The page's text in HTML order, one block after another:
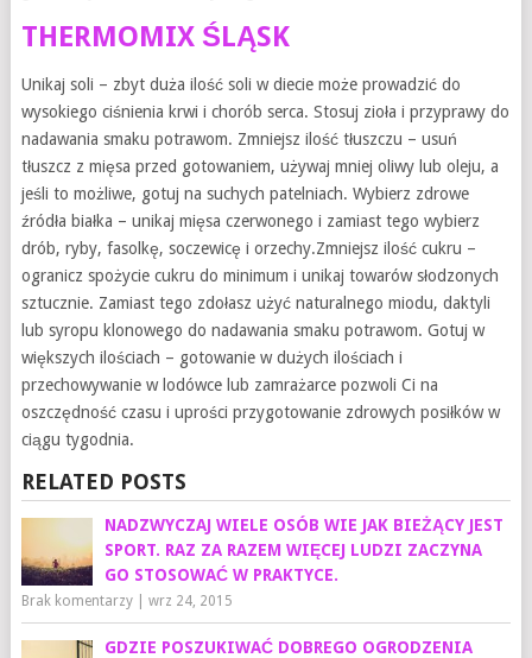
THERMOMIX ŚLĄSK
Unikaj soli – zbyt duża ilość soli w diecie może prowadzić do
wysokiego ciśnienia krwi i chorób serca. Stosuj zioła i przyprawy do
nadawania smaku potrawom. Zmniejsz ilość tłuszczu – usuń
tłuszcz z mięsa przed gotowaniem, używaj mniej oliwy lub oleju, a
jeśli to możliwe, gotuj na suchych patelniach. Wybierz zdrowe
źródła białka – unikaj mięsa czerwonego i zamiast tego wybierz
drób, ryby, fasolkę, soczewicę i orzechy.Zmniejsz ilość cukru –
ogranicz spożycie cukru do minimum i unikaj towarów słodzonych
sztucznie. Zamiast tego zdołasz użyć naturalnego miodu, daktyli
lub syropu klonowego do nadawania smaku potrawom. Gotuj w
większych ilościach – gotowanie w dużych ilościach i
przechowywanie w lodówce lub zamrażarce pozwoli Ci na
oszczędność czasu i uprości przygotowanie zdrowych posiłków w
ciągu tygodnia.
RELATED POSTS
NADZWYCZAJ WIELE OSÓB WIE JAK BIEŻĄCY JEST
SPORT. RAZ ZA RAZEM WIĘCEJ LUDZI ZACZYNA
GO STOSOWAĆ W PRAKTYCE.
Brak komentarzy| wrz 24, 2015
GDZIE POSZUKIWAĆ DOBREGO OGRODZENIA